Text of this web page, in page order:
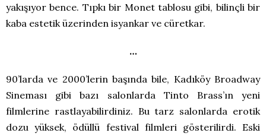
yakışıyor bence. Tıpkı bir Monet tablosu gibi, bilinçli bir
kaba estetik üzerinden isyankar ve cüretkar.
…
90’larda ve 2000’lerin başında bile, Kadıköy Broadway
Sineması gibi bazı salonlarda Tinto Brass’ın yeni
filmlerine rastlayabilirdiniz. Bu tarz salonlarda erotik
dozu yüksek, ödüllü festival filmleri gösterilirdi. Eski